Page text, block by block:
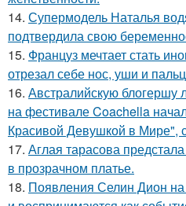
14. Супермодель Наталья
подтвердила свою
15. Француз мечтает стать
отрезал себе нос, уши и
16. Австралийскую блогершу
на фестивале Coachella
Красивой Девушкой в Мире",
17. Аглая тарасова
в прозрачном платье.
18. Появления Селин Дион на